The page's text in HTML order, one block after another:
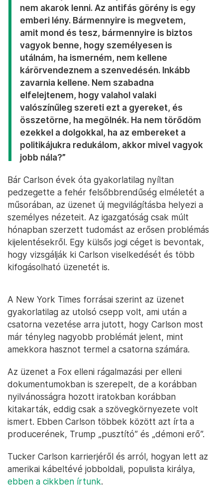
nem akarok lenni. Az antifás görény is egy
emberi lény. Bármennyire is megvetem,
amit mond és tesz, bármennyire is biztos
vagyok benne, hogy személyesen is
utálnám, ha ismerném, nem kellene
kárörvendeznem a szenvedésén. Inkább
zavarnia kellene. Nem szabadna
elfelejtenem, hogy valahol valaki
valószínűleg szereti ezt a gyereket, és
összetörne, ha megölnék. Ha nem törődöm
ezekkel a dolgokkal, ha az embereket a
politikájukra redukálom, akkor mivel vagyok
jobb nála?”
Bár Carlson évek óta gyakorlatilag nyíltan
pedzegette a fehér felsőbbrendűség elméletét a
műsorában, az üzenet új megvilágításba helyezi a
személyes nézeteit. Az igazgatóság csak múlt
hónapban szerzett tudomást az erősen problémás
kijelentésekről. Egy külsős jogi céget is bevontak,
hogy vizsgálják ki Carlson viselkedését és több
kifogásolható üzenetét is.
A New York Times forrásai szerint az üzenet
gyakorlatilag az utolsó csepp volt, ami után a
csatorna vezetése arra jutott, hogy Carlson most
már tényleg nagyobb problémát jelent, mint
amekkora hasznot termel a csatorna számára.
Az üzenet a Fox elleni rágalmazási per elleni
dokumentumokban is szerepelt, de a korábban
nyilvánosságra hozott iratokban korábban
kitakarták, eddig csak a szövegkörnyezete volt
ismert. Ebben Carlson többek között azt írta a
producerének, Trump „pusztító” és „démoni erő”.
Tucker Carlson karrierjéről és arról, hogyan lett az
amerikai kábeltévé jobboldali, populista királya,
ebben a cikkben írtunk.